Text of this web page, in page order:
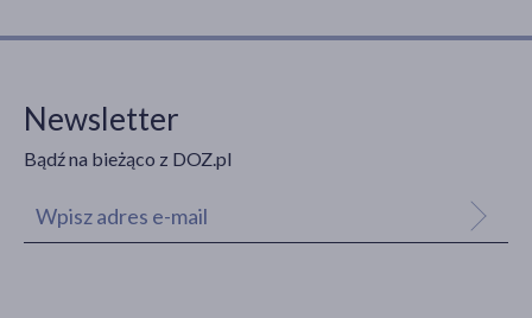
Newsletter
Bądź na bieżąco z DOZ.pl